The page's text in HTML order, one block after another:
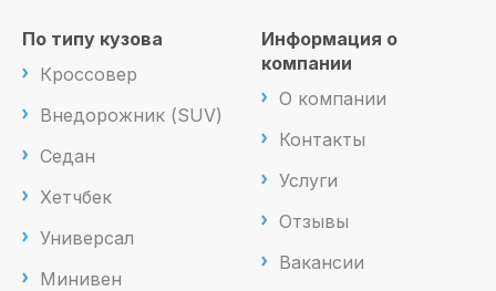
По типу кузова
Кроссовер
Внедорожник (SUV)
Седан
Хетчбек
Универсал
Минивен
Информация о
компании
О компании
Контакты
Услуги
Отзывы
Вакансии